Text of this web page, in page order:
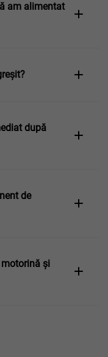
am alimentat
după
de
și